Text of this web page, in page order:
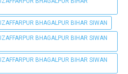
BHAGALPUR BIHAR SIWAN
BHAGALPUR BIHAR SIWAN
BHAGALPUR BIHAR SIWAN